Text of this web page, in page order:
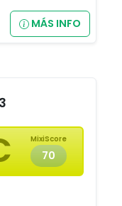
MÁS INFO
MixiScore
70